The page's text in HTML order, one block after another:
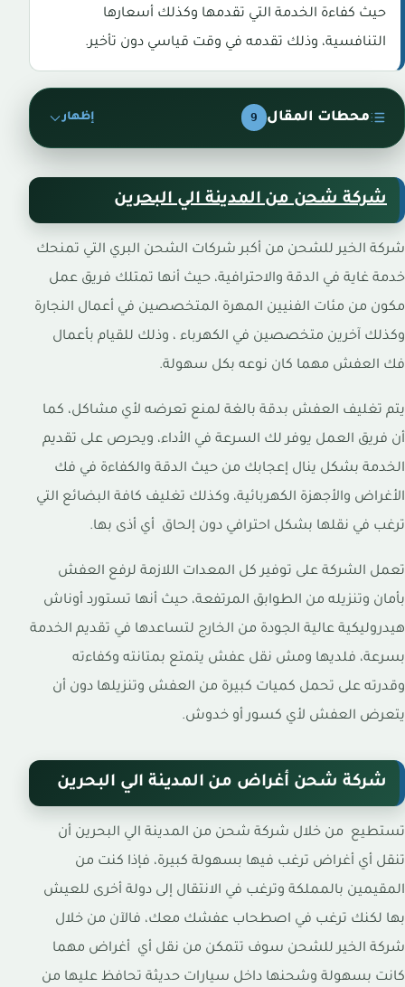
حيث كفاءة الخدمة التي تقدمها وكذلك أسعارها
التنافسية، وذلك تقدمه في وقت قياسي دون تأخير.
محطات المقال 9 إظهار
شركة شحن من المدينة الي البحرين
شركة الخير للشحن من أكبر شركات الشحن البري التي تمنحك
خدمة غاية في الدقة والاحترافية، حيث أنها تمتلك فريق عمل
مكون من مئات الفنيين المهرة المتخصصين في أعمال النجارة
وكذلك آخرين متخصصين في الكهرباء ، وذلك للقيام بأعمال
فك العفش مهما كان نوعه بكل سهولة.
يتم تغليف العفش بدقة بالغة لمنع تعرضه لأي مشاكل، كما
أن فريق العمل يوفر لك السرعة في الأداء، ويحرص على تقديم
الخدمة بشكل ينال إعجابك من حيث الدقة والكفاءة في فك
الأغراض والأجهزة الكهربائية، وكذلك تغليف كافة البضائع التي
ترغب في نقلها بشكل احترافي دون إلحاق أي أذى بها.
تعمل الشركة على توفير كل المعدات اللازمة لرفع العفش
بأمان وتنزيله من الطوابق المرتفعة، حيث أنها تستورد أوناش
هيدروليكية عالية الجودة من الخارج لتساعدها في تقديم الخدمة
بسرعة، فلديها ومش نقل عفش يتمتع بمتانته وكفاءته
وقدرته على تحمل كميات كبيرة من العفش وتنزيلها دون أن
يتعرض العفش لأي كسور أو خدوش.
شركة شحن أغراض من المدينة الي البحرين
تستطيع من خلال شركة شحن من المدينة الي البحرين أن
تنقل أي أغراض ترغب فيها بسهولة كبيرة، فإذا كنت من
المقيمين بالمملكة وترغب في الانتقال إلى دولة أخرى للعيش
بها لكنك ترغب في اصطحاب عفشك معك، فالآن من خلال
شركة الخير للشحن سوف تتمكن من نقل أي أغراض مهما
كانت بسهولة وشحنها داخل سيارات حديثة تحافظ عليها من